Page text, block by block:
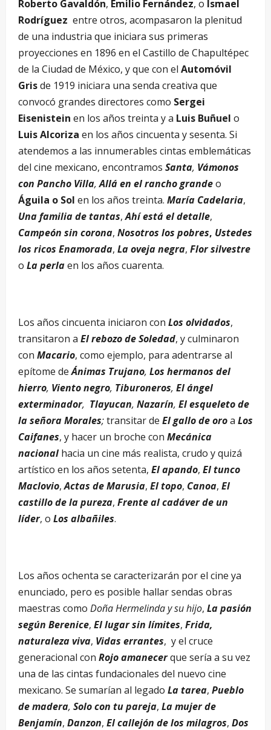
Roberto Gavaldón, Emilio Fernández, o Ismael
Rodríguez entre otros, acompasaron la plenitud
de una industria que iniciara sus primeras
proyecciones en 1896 en el Castillo de Chapultépec
de la Ciudad de México, y que con el Automóvil
Grisde 1919 iniciara una senda creativa que
convocó grandes directores como Sergei
Eisenistein en los años treinta y a Luis Buñuel o
Luis Alcoriza en los años cincuenta y sesenta. Si
atendemos a las innumerables cintas emblemáticas
del cine mexicano, encontramos Santa, Vámonos
con Pancho Villa,Allá en el rancho grandeo
Águila o Sol en los años treinta. María Cadelaria,
Una familia de tantas,Ahí está el detalle,
Campeón sin corona, Nosotros los pobres, Ustedes
los ricos Enamorada, La oveja negra, Flor silvestre
o La perlaen los años cuarenta.
Los años cincuenta iniciaron con Los olvidados,
transitaron a El rebozo de Soledad, y culminaron
con Macario, como ejemplo, para adentrarse al
epítome deÁnimas Trujano, Los hermanos del
hierro, Viento negro, Tiburoneros, El ángel
exterminador, Tlayucan, Nazarín, El esqueleto de
la señora Morales;transitar de El gallo de oroa Los
Caifanes, y hacer un broche con Mecánica
nacionalhacia un cine más realista, crudo y quizá
artístico en los años setenta, El apando, El tunco
Maclovio, Actas de Marusia, El topo, Canoa, El
castillo de la pureza, Frente al cadáver de un
líder, o Los albañiles.
Los años ochenta se caracterizarán por el cine ya
enunciado, pero es posible hallar sendas obras
maestras como Doña Hermelinda y su hijo, La pasión
según Berenice, El lugar sin límites, Frida,
naturaleza viva, Vidas errantes, y el cruce
generacional con Rojo amanecerque sería a su vez
una de las cintas fundacionales del nuevo cine
mexicano. Se sumarían al legado La tarea, Pueblo
de madera, Solo con tu pareja, La mujer de
Benjamín, Danzon, El callejón de los milagros, Dos